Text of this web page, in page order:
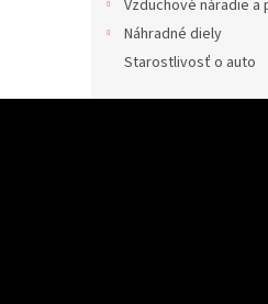
Vzduchové náradie
Náhradné diely
Starostlivosť o auto